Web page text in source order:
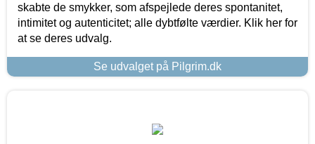
skabte de smykker, som afspejlede deres spontanitet,
intimitet og autenticitet; alle dybtfølte værdier. Klik her for
at se deres udvalg.
Se udvalget på Pilgrim.dk